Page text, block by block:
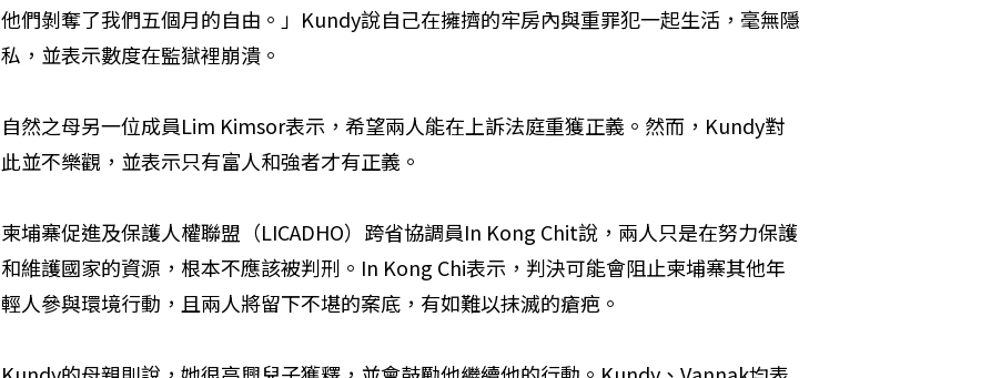
他們剝奪了我們五個月的自由。」Kundy說自己在擁擠的牢房內與重罪犯一起生活，毫無隱
私，並表示數度在監獄裡崩潰。
自然之母另一位成員Lim Kimsor表示，希望兩人能在上訴法庭重獲正義。然而，Kundy對
此並不樂觀，並表示只有富人和強者才有正義。
柬埔寨促進及保護人權聯盟（LICADHO）跨省協調員In Kong Chit說，兩人只是在努力保護
和維護國家的資源，根本不應該被判刑。In Kong Chi表示，判決可能會阻止柬埔寨其他年
輕人參與環境行動，且兩人將留下不堪的案底，有如難以抹滅的瘡疤。